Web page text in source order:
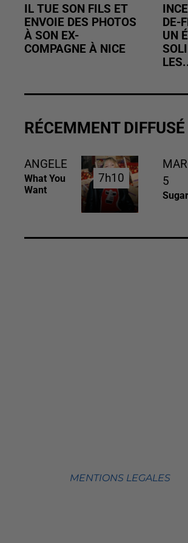
IL TUE SON FILS ET
ENVOIE DES PHOTOS
À SON EX-
COMPAGNE À NICE
DE-
UN
RÉCEMMENT DIFFUSÉ
ANGELE
What You
Want
7h10
7h10
5
Sugar
MENTIONS LEGALES